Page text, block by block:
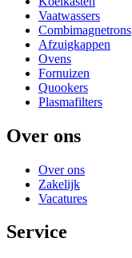
Vaatwassers
Combimagnetrons
Afzuigkappen
Ovens
Fornuizen
Quookers
Plasmafilters
Over ons
Over ons
Zakelijk
Vacatures
Service